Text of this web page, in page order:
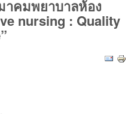
าคมพยาบาลห้อง
nursing : Quality